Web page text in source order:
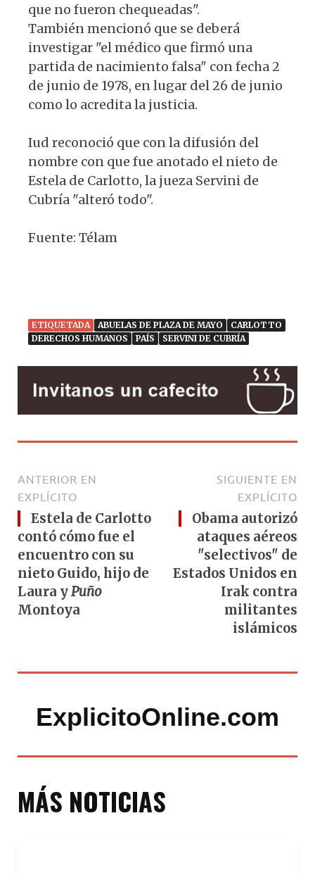
que no fueron chequeadas".
También mencionó que se deberá
investigar "el médico que firmó una
partida de nacimiento falsa" con fecha 2
de junio de 1978, en lugar del 26 de junio
como lo acredita la justicia.
Iud reconoció que con la difusión del
nombre con que fue anotado el nieto de
Estela de Carlotto, la jueza Servini de
Cubría "alteró todo".
Fuente: Télam
ETIQUETADA ABUELAS DE PLAZA DE MAYO
CARLOTTO
DERECHOS HUMANOS
PAÍS SERVINI DE CUBRÍA
ANTERIOR EN
EXPLÍCITO
Estela de Carlotto
contó cómo fue el
encuentro con su
nieto Guido, hijo de
Laura yPuño
Montoya
SIGUIENTE EN
EXPLÍCITO
Obama autorizó
ataques aéreos
"selectivos" de
Estados Unidos en
Irak contra
militantes
islámicos
ExplicitoOnline.com
MÁS NOTICIAS